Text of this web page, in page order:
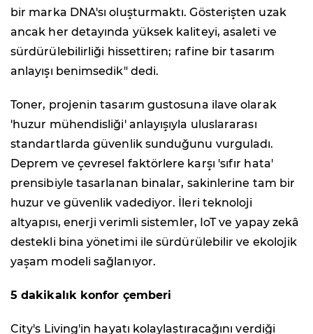
bir marka DNA'sı oluşturmaktı. Gösterişten uzak
ancak her detayında yüksek kaliteyi, asaleti ve
sürdürülebilirliği hissettiren; rafine bir tasarım
anlayışı benimsedik" dedi.
Toner, projenin tasarım gustosuna ilave olarak
'huzur mühendisliği' anlayışıyla uluslararası
standartlarda güvenlik sunduğunu vurguladı.
Deprem ve çevresel faktörlere karşı 'sıfır hata'
prensibiyle tasarlanan binalar, sakinlerine tam bir
huzur ve güvenlik vadediyor. İleri teknoloji
altyapısı, enerji verimli sistemler, IoT ve yapay zekâ
destekli bina yönetimi ile sürdürülebilir ve ekolojik
yaşam modeli sağlanıyor.
5 dakikalık konfor çemberi
City's Living'in hayatı kolaylaştıracağını verdiği